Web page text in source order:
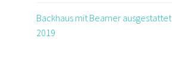
Backhaus mit Beamer ausgestattet
2019